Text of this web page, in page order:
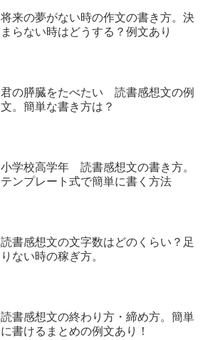
将来の夢がない時の作文の書き方。決
まらない時はどうする？例文あり
君の膵臓をたべたい 読書感想文の例
文。簡単な書き方は？
小学校高学年 読書感想文の書き方。
テンプレート式で簡単に書く方法
読書感想文の文字数はどのくらい？足
りない時の稼ぎ方。
読書感想文の終わり方・締め方。簡単
に書けるまとめの例文あり！